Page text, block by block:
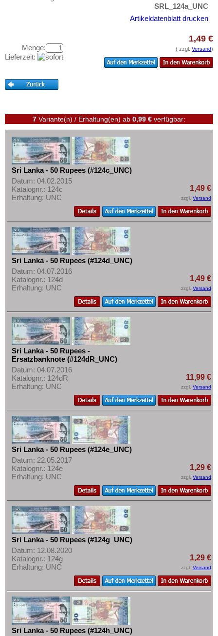
Turkmenistan
Usbekistan
Vietnam
Aufbewahrung
Ihre Bewertungen
Informationen
Preislisten
Ankauf
Erhaltungsgrade
Gratisbanknoten
FAQ
Mehr über...
Zahlungsbedingungen
Privatsphäre und Datenschutz
Widerrufsbelehrung
Liefer- und Versandkosten
Impressum
SRL_124a_UNC
Artikeldatenblatt drucken
Menge:
Lieferzeit:
1,49 €
( zzgl. Versand)
7 Variante(n) / Erhaltung(en) ab 0,99 € verfügbar:
Sri Lanka - 50 Rupees (#124c_UNC)
Datum: 04.02.2015
Katalognr.: 124c
Erhaltung: UNC
1,49 €
zzgl. Versand
Sri Lanka - 50 Rupees (#124d_UNC)
Datum: 04.07.2016
Katalognr.: 124d
Erhaltung: UNC
1,49 €
zzgl. Versand
Sri Lanka - 50 Rupees -
Ersatzbanknote (#124dR_UNC)
Datum: 04.07.2016
Katalognr.: 124dR
Erhaltung: UNC
11,99 €
zzgl. Versand
Sri Lanka - 50 Rupees (#124e_UNC)
Datum: 22.05.2017
Katalognr.: 124e
Erhaltung: UNC
1,29 €
zzgl. Versand
Sri Lanka - 50 Rupees (#124g_UNC)
Datum: 12.08.2020
Katalognr.: 124g
Erhaltung: UNC
1,29 €
zzgl. Versand
Sri Lanka - 50 Rupees (#124h_UNC)